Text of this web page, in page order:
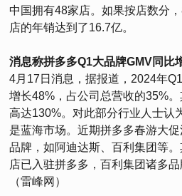
中国拥有48家店。如果按店数分
店的年销达到了16.7亿。
消息称拼多多Q1大品牌GMV同比
4月17日消息，据报道，2024年
增长48%，占公司总营收的35%
高达130%。对此部分行业人士认
是蓝海市场。近期拼多多春游大
品牌，如阿迪达斯、百利集团等
店已入驻拼多多，百利集团诸多品
（雷峰网）